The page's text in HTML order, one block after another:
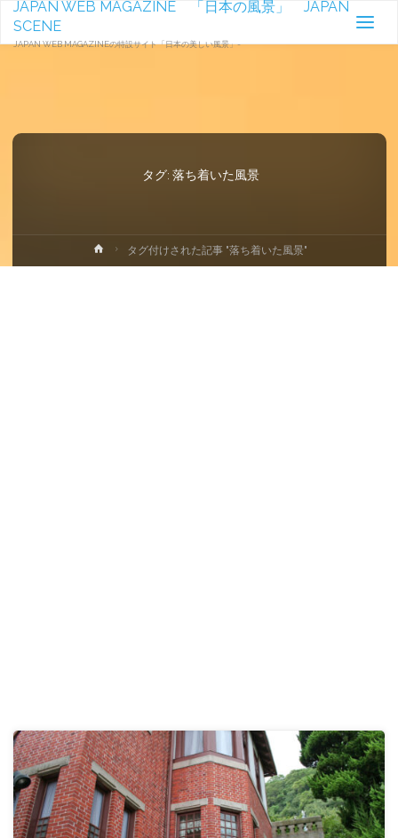
JAPAN WEB MAGAZINE 「日本の風景」 JAPAN
SCENE
JAPAN WEB MAGAZINEの特設サイト「日本の美しい風景」-
タグ: 落ち着いた風景
ホ
ー
タグ付けされた記事 "落ち着いた風景"